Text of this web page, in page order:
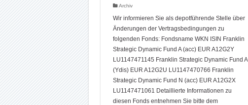
Archiv
Wir informieren Sie als depotführende Stelle über
Änderungen der Vertragsbedingungen zu
folgenden Fonds: Fondsname WKN ISIN Franklin
Strategic Dynamic Fund A (acc) EUR A12G2Y
LU1147471145 Franklin Strategic Dynamic Fund A
(Ydis) EUR A12G2U LU1147470766 Franklin
Strategic Dynamic Fund N (acc) EUR A12G2X
LU1147471061 Detaillierte Informationen zu
diesen Fonds entnehmen Sie bitte dem